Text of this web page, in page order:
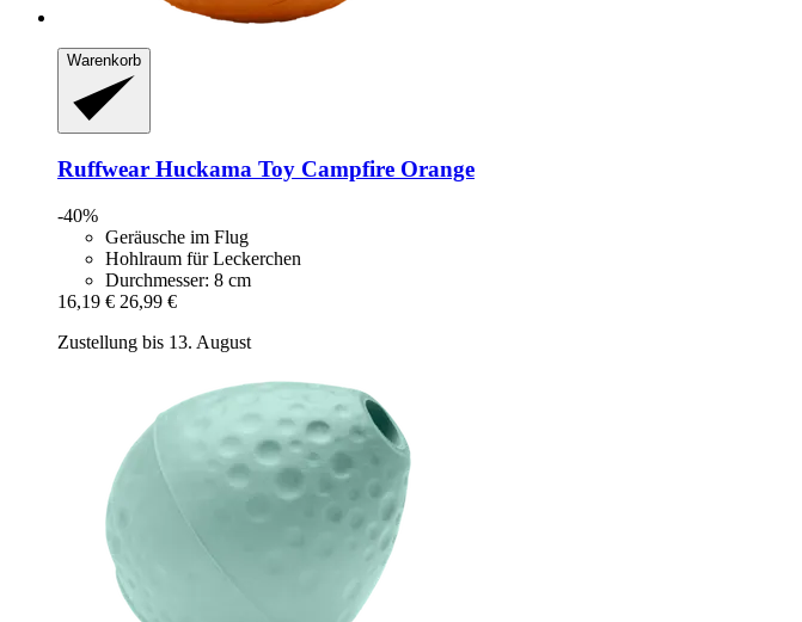
Warenkorb
Ruffwear Huckama Toy Campfire Orange
-40%
Geräusche im Flug
Hohlraum für Leckerchen
Durchmesser: 8 cm
16,19 € 26,99 €
Zustellung bis 13. August